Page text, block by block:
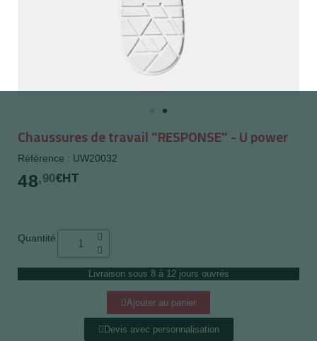
Chaussures de travail "RESPONSE" - U power
Référence : UW20032
48,90€HT
Quantité
Livraison sous 8 à 12 jours ouvrés
Ajouter au panier
Devis avec personnalisation